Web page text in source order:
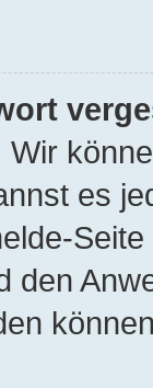
es
den